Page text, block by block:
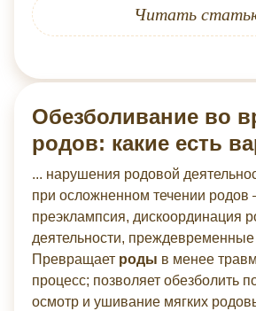
Читать
Обезболивание во
родов: какие есть
... нарушения родовой
при осложненном течении
преэклампсия, дискоординация
деятельности, преждевременные
Превращает роды в менее
процесс; позволяет обезболить
осмотр и ушивание мягких